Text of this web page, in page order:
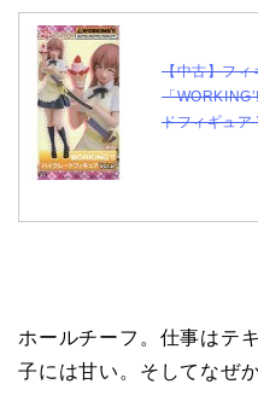
【中古】フィ
「
ドフィギュア
ホールチーフ。仕事はテ
子には甘い。そしてなぜ